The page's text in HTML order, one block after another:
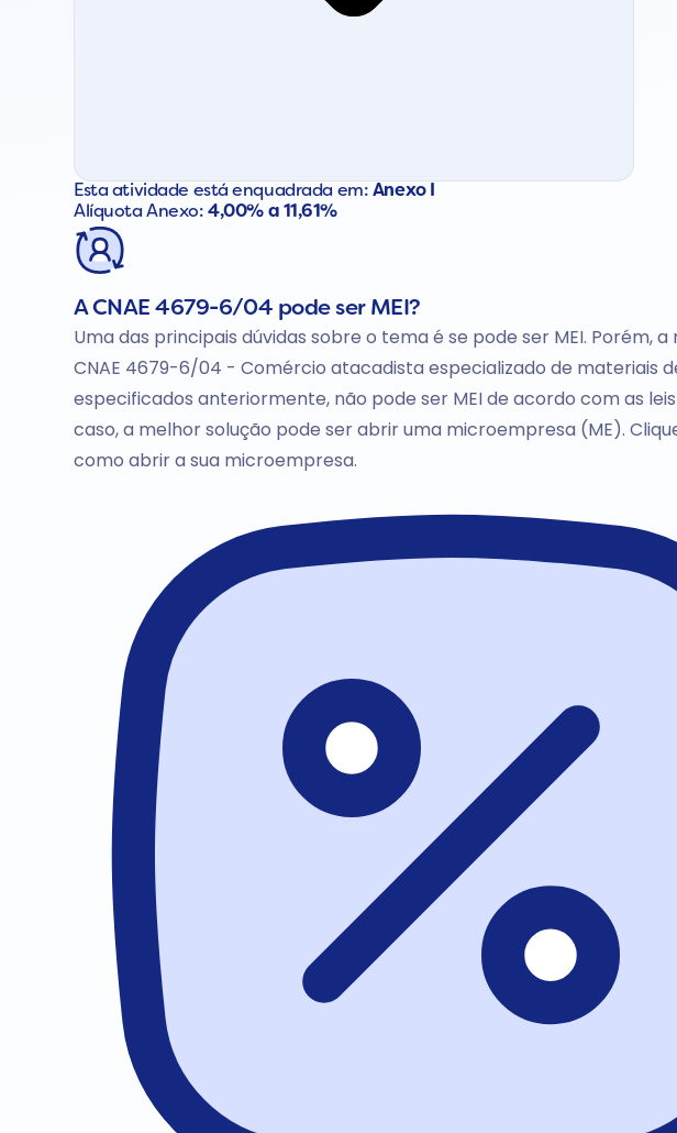
Esta atividade está enquadrada em: Anexo I
Alíquota Anexo:4,00% a 11,61%
A CNAE 4679-6/04 pode ser MEI?
Uma das principais dúvidas sobre o tema é se pode ser MEI. Porém,
CNAE 4679-6/04 - Comércio atacadista especializado de materiais
especificados anteriormente, não pode ser MEI de acordo com as leis
caso, a melhor solução pode ser abrir uma microempresa (ME).
como abrir a sua microempresa.